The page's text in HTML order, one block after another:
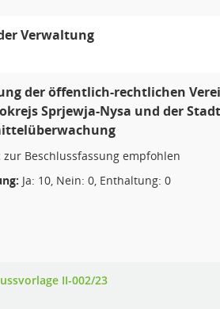
Verwaltung
der öffentlich-rechtlichen
Sprjewja-Nysa und der
zur Beschlussfassung empfohlen
Ja: 10, Nein: 0, Enthaltung: 0
II-002/23